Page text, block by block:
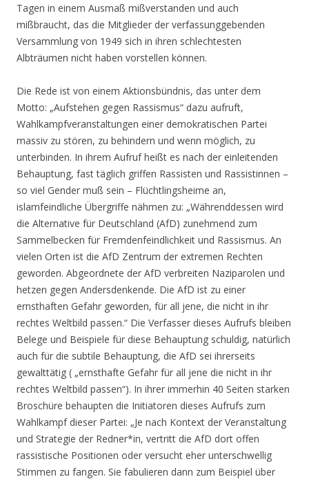
Tagen in einem Ausmaß mißverstanden und auch
mißbraucht, das die Mitglieder der verfassunggebenden
Versammlung von 1949 sich in ihren schlechtesten
Albträumen nicht haben vorstellen können.
Die Rede ist von einem Aktionsbündnis, das unter dem
Motto: „Aufstehen gegen Rassismus“ dazu aufruft,
Wahlkampfveranstaltungen einer demokratischen Partei
massiv zu stören, zu behindern und wenn möglich, zu
unterbinden. In ihrem Aufruf heißt es nach der einleitenden
Behauptung, fast täglich griffen Rassisten und Rassistinnen –
so viel Gender muß sein – Flüchtlingsheime an,
islamfeindliche Übergriffe nähmen zu: „Währenddessen wird
die Alternative für Deutschland (AfD) zunehmend zum
Sammelbecken für Fremdenfeindlichkeit und Rassismus. An
vielen Orten ist die AfD Zentrum der extremen Rechten
geworden. Abgeordnete der AfD verbreiten Naziparolen und
hetzen gegen Andersdenkende. Die AfD ist zu einer
ernsthaften Gefahr geworden, für all jene, die nicht in ihr
rechtes Weltbild passen.“ Die Verfasser dieses Aufrufs bleiben
Belege und Beispiele für diese Behauptung schuldig, natürlich
auch für die subtile Behauptung, die AfD sei ihrerseits
gewalttätig ( „ernsthafte Gefahr für all jene die nicht in ihr
rechtes Weltbild passen“). In ihrer immerhin 40 Seiten starken
Broschüre behaupten die Initiatoren dieses Aufrufs zum
Wahlkampf dieser Partei: „Je nach Kontext der Veranstaltung
und Strategie der Redner*in, vertritt die AfD dort offen
rassistische Positionen oder versucht eher unterschwellig
Stimmen zu fangen. Sie fabulieren dann zum Beispiel über